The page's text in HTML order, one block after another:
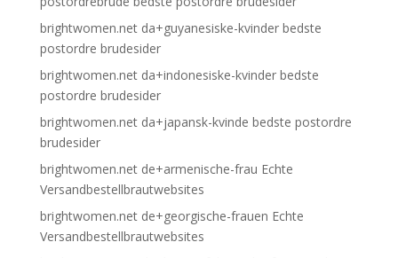
brightwomen.net da+guyanesiske-kvinder bedste
postordre brudesider
brightwomen.net da+indonesiske-kvinder bedste
postordre brudesider
brightwomen.net da+japansk-kvinde bedste postordre
brudesider
brightwomen.net de+armenische-frau Echte
Versandbestellbrautwebsites
brightwomen.net de+georgische-frauen Echte
Versandbestellbrautwebsites